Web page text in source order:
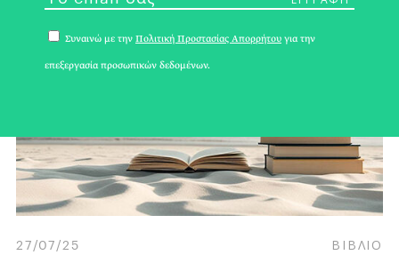
27/07/25 ΒΙΒΛΙΟ
Συναινώ με την Πολιτική Προστασίας Απορρήτου για την
επεξεργασία προσωπικών δεδομένων.